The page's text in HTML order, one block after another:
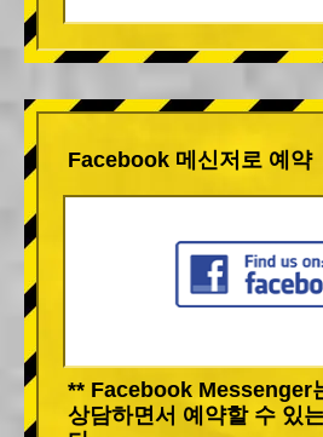
Facebook 메신저로 예약
** Facebook Messenger
상담하면서 예약할 수 있